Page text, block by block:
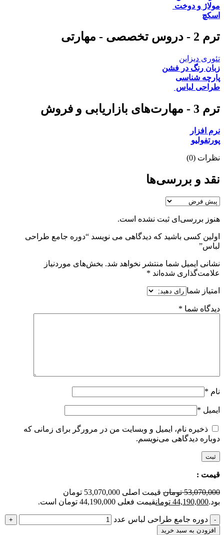
مولاژ و دوخت
اسکچ
ترم 2 - دروس تخصصی - مهارتی
تئوری دیزاین
زبان رنگ در فشن
پارچه شناسی
طراحی لباس
ترم 3 - مهارت‌های بازاریابی و فروش
نرم افزار
پورتفولیو
نظرات (0)
نقد و بررسی‌ها
هنوز بررسی‌ای ثبت نشده است.
اولین کسی باشید که دیدگاهی می نویسد “دوره جامع طراحی
لباس”
نشانی ایمیل شما منتشر نخواهد شد. بخش‌های موردنیاز
علامت‌گذاری شده‌اند *
امتیاز شما
دیدگاه شما *
نام *
ایمیل *
ذخیره نام، ایمیل و وبسایت من در مرورگر برای زمانی که
دوباره دیدگاهی می‌نویسم.
قیمت :
53,070,000 تومان
قیمت اصلی 53,070,000 تومان
بود.44,190,000 تومانقیمت فعلی 44,190,000 تومان است.
دوره جامع طراحی لباس عدد
افزودن به سبد خرید